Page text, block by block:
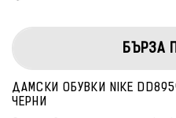
БЪРЗА
ДАМСКИ ОБУВКИ NIKE
ЧЕРНИ